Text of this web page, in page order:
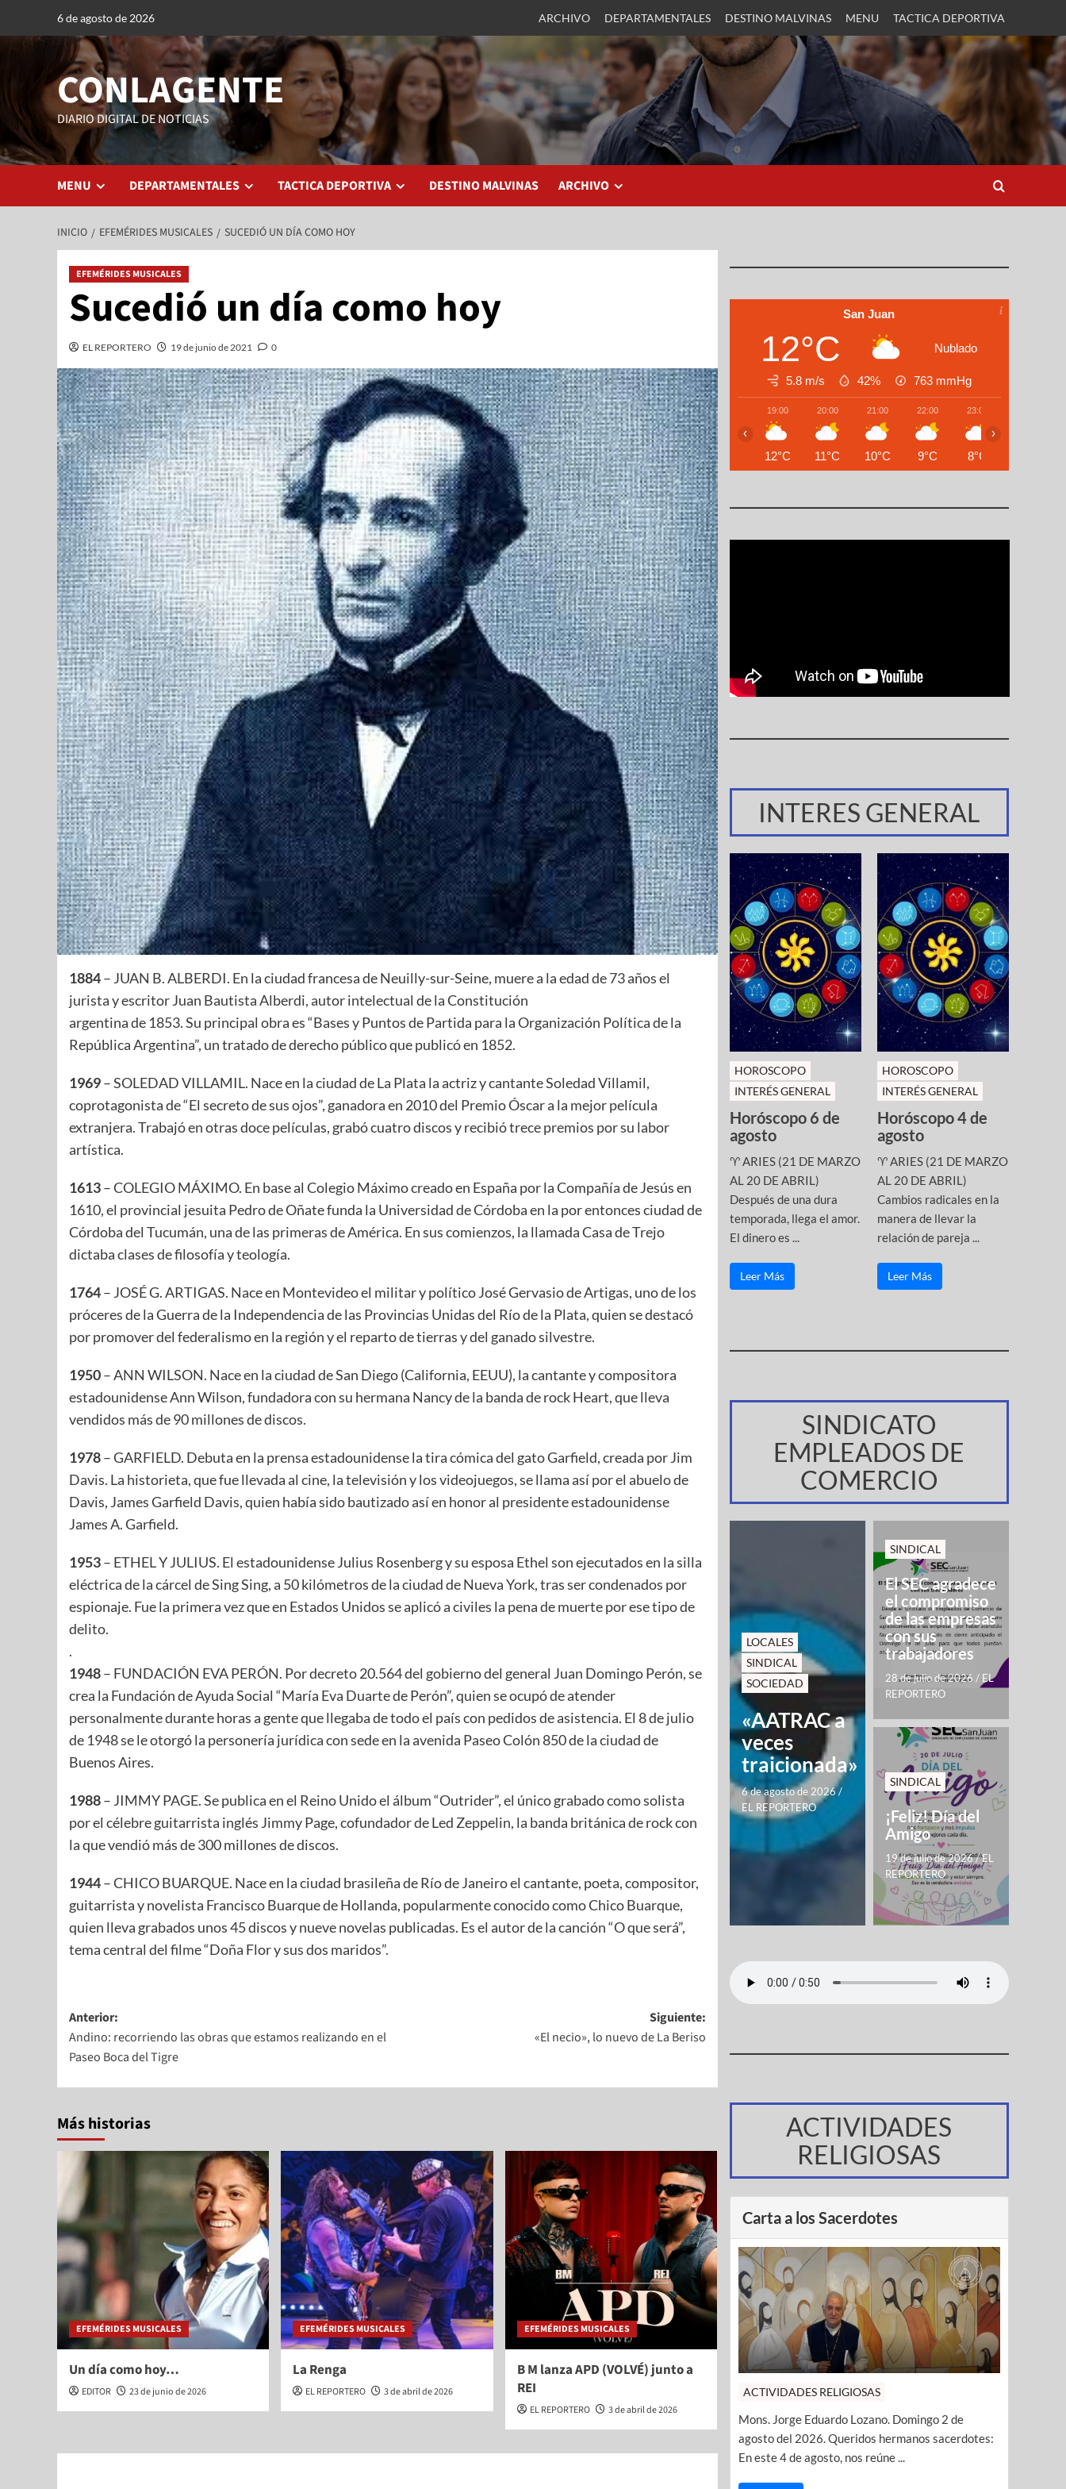
6 de agosto de 2026 ARCHIVO DEPARTAMENTALES DESTINO MALVINAS MENU TACTICA DEPORTIVA
CONLAGENTE
DIARIO DIGITAL DE NOTICIAS
MENU DEPARTAMENTALES TACTICA DEPORTIVA DESTINO MALVINAS ARCHIVO
INICIO EFEMÉRIDES MUSICALES SUCEDIÓ UN DÍA COMO HOY
EFEMÉRIDES MUSICALES
Sucedió un día como hoy
EL REPORTERO 19 de junio de 2021 0
1884– JUAN B. ALBERDI. En la ciudad francesa de Neuilly-sur-Seine, muere a la edad de 73 años el
jurista y escritor Juan Bautista Alberdi, autor intelectual de la Constitución
argentina de 1853. Su principal obra es “Bases y Puntos de Partida para la Organización Política de la
República Argentina”, un tratado de derecho público que publicó en 1852.
1969– SOLEDAD VILLAMIL. Nace en la ciudad de La Plata la actriz y cantante Soledad Villamil,
coprotagonista de “El secreto de sus ojos”, ganadora en 2010 del Premio Óscar a la mejor película
extranjera. Trabajó en otras doce películas, grabó cuatro discos y recibió trece premios por su labor
artística.
1613– COLEGIO MÁXIMO. En base al Colegio Máximo creado en España por la Compañía de Jesús en
1610, el provincial jesuita Pedro de Oñate funda la Universidad de Córdoba en la por entonces ciudad de
Córdoba del Tucumán, una de las primeras de América. En sus comienzos, la llamada Casa de Trejo
dictaba clases de filosofía y teología.
1764– JOSÉ G. ARTIGAS. Nace en Montevideo el militar y político José Gervasio de Artigas, uno de los
próceres de la Guerra de la Independencia de las Provincias Unidas del Río de la Plata, quien se destacó
por promover del federalismo en la región y el reparto de tierras y del ganado silvestre.
1950– ANN WILSON. Nace en la ciudad de San Diego (California, EEUU), la cantante y compositora
estadounidense Ann Wilson, fundadora con su hermana Nancy de la banda de rock Heart, que lleva
vendidos más de 90 millones de discos.
1978– GARFIELD. Debuta en la prensa estadounidense la tira cómica del gato Garfield, creada por Jim
Davis. La historieta, que fue llevada al cine, la televisión y los videojuegos, se llama así por el abuelo de
Davis, James Garfield Davis, quien había sido bautizado así en honor al presidente estadounidense
James A. Garfield.
1953– ETHEL Y JULIUS. El estadounidense Julius Rosenberg y su esposa Ethel son ejecutados en la silla
eléctrica de la cárcel de Sing Sing, a 50 kilómetros de la ciudad de Nueva York, tras ser condenados por
espionaje. Fue la primera vez que en Estados Unidos se aplicó a civiles la pena de muerte por ese tipo de
delito.
.
1948– FUNDACIÓN EVA PERÓN. Por decreto 20.564 del gobierno del general Juan Domingo Perón, se
crea la Fundación de Ayuda Social “María Eva Duarte de Perón”, quien se ocupó de atender
personalmente durante horas a gente que llegaba de todo el país con pedidos de asistencia. El 8 de julio
de 1948 se le otorgó la personería jurídica con sede en la avenida Paseo Colón 850 de la ciudad de
Buenos Aires.​
1988– JIMMY PAGE. Se publica en el Reino Unido el álbum “Outrider”, el único grabado como solista
por el célebre guitarrista inglés Jimmy Page, cofundador de Led Zeppelin, la banda británica de rock con
la que vendió más de 300 millones de discos.
1944– CHICO BUARQUE. Nace en la ciudad brasileña de Río de Janeiro el cantante, poeta, compositor,
guitarrista y novelista Francisco Buarque de Hollanda, popularmente conocido como Chico Buarque,
quien lleva grabados unos 45 discos y nueve novelas publicadas. Es el autor de la canción “O que será”,
tema central del filme “Doña Flor y sus dos maridos”.
Anterior:
Andino: recorriendo las obras que estamos realizando en el
Paseo Boca del Tigre
Siguiente:
«El necio», lo nuevo de La Beriso
Más historias
EFEMÉRIDES MUSICALES
Un día como hoy…
EDITOR 23 de junio de 2026
EFEMÉRIDES MUSICALES
La Renga
EL REPORTERO 3 de abril de 2026
EFEMÉRIDES MUSICALES
B M lanza APD (VOLVÉ) junto a
REI
EL REPORTERO 3 de abril de 2026
San Juan
12°C Nublado
5.8 m/s 42% 763 mmHg
19:00
12°C
20:00
11°C
21:00
10°C
22:00
9°C
23:00
8°C
‹ ›
INTERES GENERAL
HOROSCOPO
INTERÉS GENERAL
Horóscopo 6 de
agosto
♈ ARIES (21 DE MARZO
AL 20 DE ABRIL)
Después de una dura
temporada, llega el amor.
El dinero es ...
Leer Más
HOROSCOPO
INTERÉS GENERAL
Horóscopo 4 de
agosto
♈ ARIES (21 DE MARZO
AL 20 DE ABRIL)
Cambios radicales en la
manera de llevar la
relación de pareja ...
Leer Más
SINDICATO
EMPLEADOS DE
COMERCIO
LOCALES
SINDICAL
SOCIEDAD
«AATRAC a
veces
traicionada»
6 de agosto de 2026/
EL REPORTERO
SINDICAL
El SEC agradece
el compromiso
de las empresas
con sus
trabajadores
28 de julio de 2026 / EL
REPORTERO
SINDICAL
¡Feliz! Día del
Amigo
19 de julio de 2026/EL
REPORTERO
ACTIVIDADES
RELIGIOSAS
Carta a los Sacerdotes
ACTIVIDADES RELIGIOSAS
Mons. Jorge Eduardo Lozano. Domingo 2 de
agosto del 2026. Queridos hermanos sacerdotes:
En este 4 de agosto, nos reúne ...